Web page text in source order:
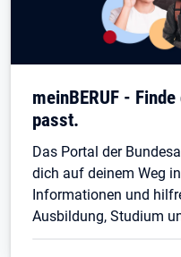
meinBERUF -
passt.
Das Portal der
dich auf deinem Weg
Informationen und
Ausbildung, Studium